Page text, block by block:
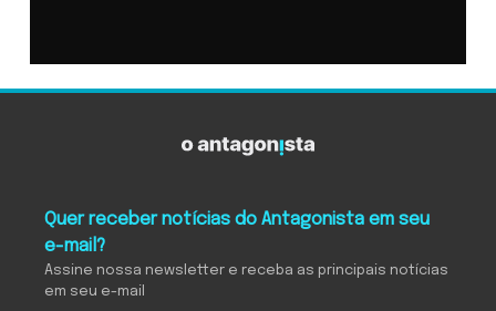
Quer receber notícias do Antagonista em seu
e-mail?
Assine nossa newsletter e receba as principais notícias
em seu e-mail